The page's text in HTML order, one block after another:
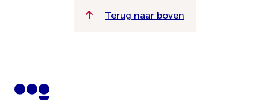
Terug naar boven